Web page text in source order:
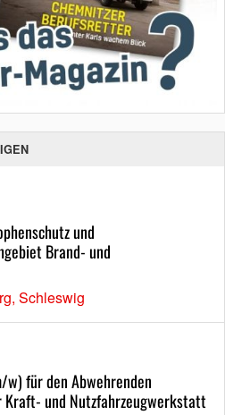
und
Brand- und
Schleswig
für den Abwehrenden
Kraft- und Nutzfahrzeugwerkstatt